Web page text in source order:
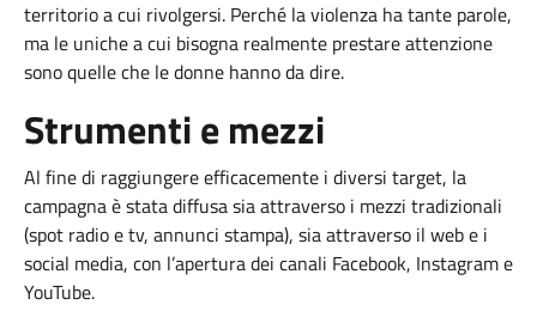
territorio a cui rivolgersi. Perché la violenza ha tante parole,
ma le uniche a cui bisogna realmente prestare attenzione
sono quelle che le donne hanno da dire.
Strumenti e mezzi
Al fine di raggiungere efficacemente i diversi target, la
campagna è stata diffusa sia attraverso i mezzi tradizionali
(spot radio e tv, annunci stampa), sia attraverso il web e i
social media, con l’apertura dei canali Facebook, Instagram e
YouTube.